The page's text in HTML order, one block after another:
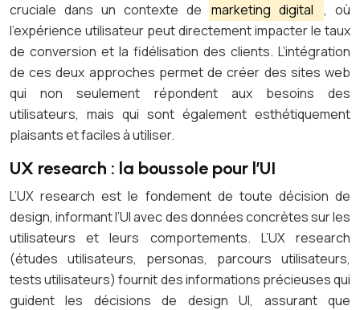
cruciale dans un contexte de
marketing digital
, où
l’expérience utilisateur peut directement impacter le taux
de conversion et la fidélisation des clients. L’intégration
de ces deux approches permet de créer des sites web
qui non seulement répondent aux besoins des
utilisateurs, mais qui sont également esthétiquement
plaisants et faciles à utiliser.
UX research : la boussole pour l’UI
L’UX research est le fondement de toute décision de
design, informant l’UI avec des données concrètes sur les
utilisateurs et leurs comportements. L’UX research
(études utilisateurs, personas, parcours utilisateurs,
tests utilisateurs) fournit des informations précieuses qui
guident les décisions de design UI, assurant que